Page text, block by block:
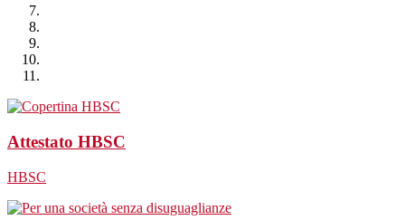
Attestato HBSC
HBSC